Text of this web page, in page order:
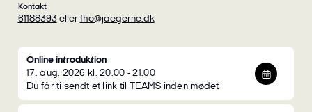
Kontakt
61188393eller fho@jaegerne.dk
Online introduktion
17. aug. 2026 kl. 20.00 - 21.00
Du får tilsendt et link til TEAMS inden mødet